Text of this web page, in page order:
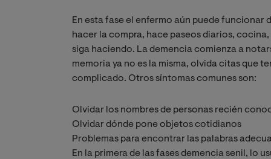
En esta fase el enfermo aún puede funcionar
hacer la compra, hace paseos diarios,
siga haciendo. La demencia comienza a
memoria ya no es la misma, olvida citas que
complicado. Otros síntomas comunes son:
Olvidar los nombres de personas recién
Olvidar dónde pone objetos cotidianos
Problemas para encontrar las palabras
En la primera de las fases demencia senil, lo